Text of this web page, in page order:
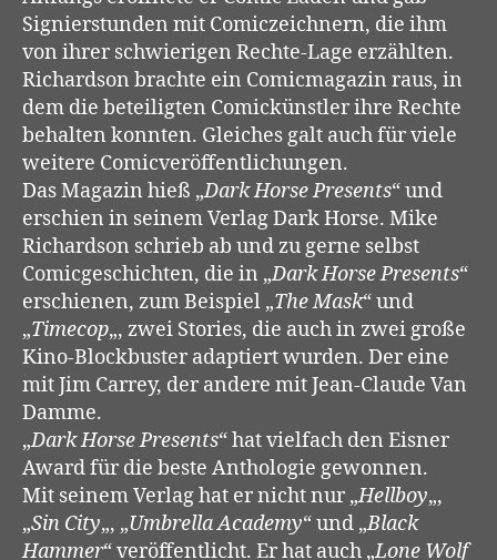
Signierstunden mit Comiczeichnern, die ihm
von ihrer schwierigen Rechte-Lage erzählten.
Richardson brachte ein Comicmagazin raus, in
dem die beteiligten Comickünstler ihre Rechte
behalten konnten. Gleiches galt auch für viele
weitere Comicveröffentlichungen.
Das Magazin hieß „Dark Horse Presents“ und
erschien in seinem Verlag Dark Horse. Mike
Richardson schrieb ab und zu gerne selbst
Comicgeschichten, die in „Dark Horse Presents“
erschienen, zum Beispiel „The Mask“ und
„Timecop„, zwei Stories, die auch in zwei große
Kino-Blockbuster adaptiert wurden. Der eine
mit Jim Carrey, der andere mit Jean-Claude Van
Damme.
„Dark Horse Presents“ hat vielfach den Eisner
Award für die beste Anthologie gewonnen.
Mit seinem Verlag hat er nicht nur „Hellboy„,
„Sin City„, „Umbrella Academy“ und „Black
Hammer“ veröffentlicht. Er hat auch „Lone Wolf